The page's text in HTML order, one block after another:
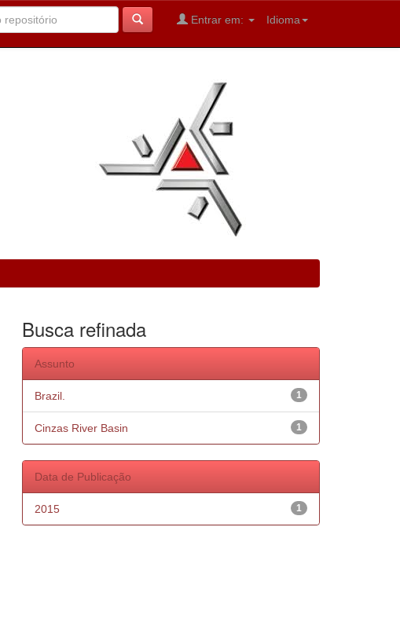
Idioma
Entrar em:
Busca refinada
Assunto
1
Brazil.
1
Cinzas River Basin
Data de Publicação
1
2015